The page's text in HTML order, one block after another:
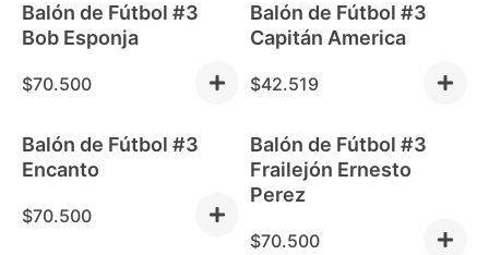
Balón de Fútbol #3
Bob Esponja
$70.500
Balón de Fútbol #3
Capitán America
$42.519
Balón de Fútbol #3
Encanto
$70.500
Balón de Fútbol #3
Frailejón Ernesto
Perez
$70.500